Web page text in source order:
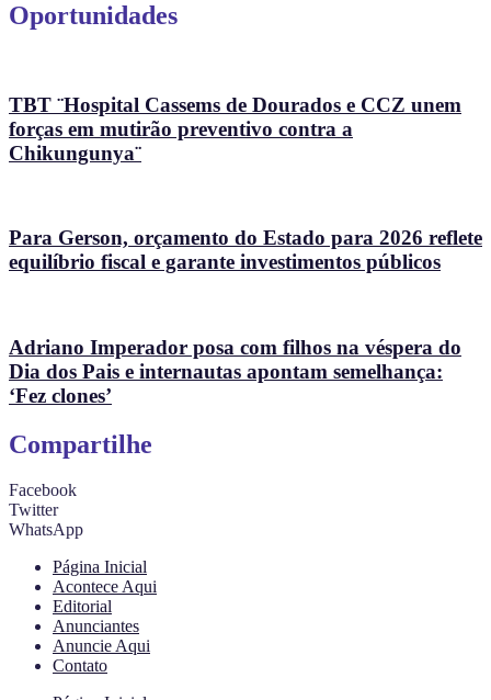
Oportunidades
TBT ¨Hospital Cassems de Dourados e CCZ unem
forças em mutirão preventivo contra a
Chikungunya¨
Para Gerson, orçamento do Estado para 2026 reflete
equilíbrio fiscal e garante investimentos públicos
Adriano Imperador posa com filhos na véspera do
Dia dos Pais e internautas apontam semelhança:
‘Fez clones’
Compartilhe
Facebook
Twitter
WhatsApp
Página Inicial
Acontece Aqui
Editorial
Anunciantes
Anuncie Aqui
Contato